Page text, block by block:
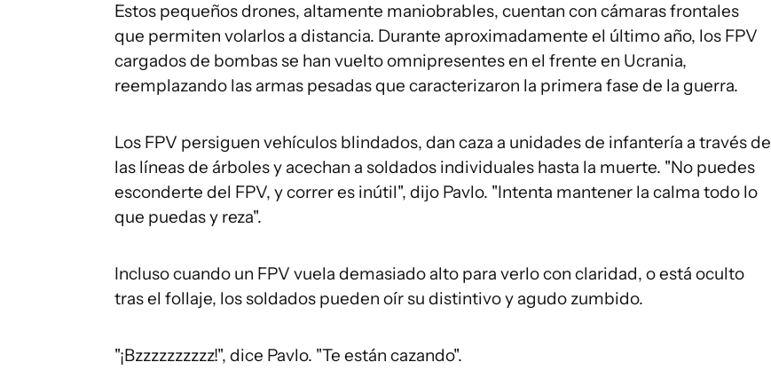
Estos pequeños drones, altamente maniobrables, cuentan con cámaras frontales
que permiten volarlos a distancia. Durante aproximadamente el último año, los FPV
cargados de bombas se han vuelto omnipresentes en el frente en Ucrania,
reemplazando las armas pesadas que caracterizaron la primera fase de la guerra.
Los FPV persiguen vehículos blindados, dan caza a unidades de infantería a través de
las líneas de árboles y acechan a soldados individuales hasta la muerte. "No puedes
esconderte del FPV, y correr es inútil", dijo Pavlo. "Intenta mantener la calma todo lo
que puedas y reza".
Incluso cuando un FPV vuela demasiado alto para verlo con claridad, o está oculto
tras el follaje, los soldados pueden oír su distintivo y agudo zumbido.
"¡Bzzzzzzzzzz!", dice Pavlo. "Te están cazando".